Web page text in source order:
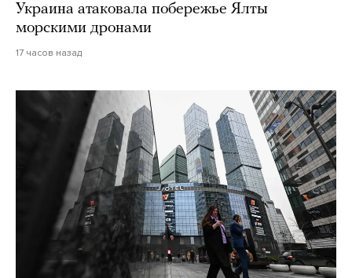
Украина атаковала побережье Ялты
морскими дронами
17 часов назад